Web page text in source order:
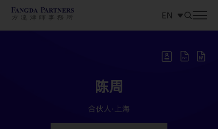
EN
中文
陈周
合伙人· 上海